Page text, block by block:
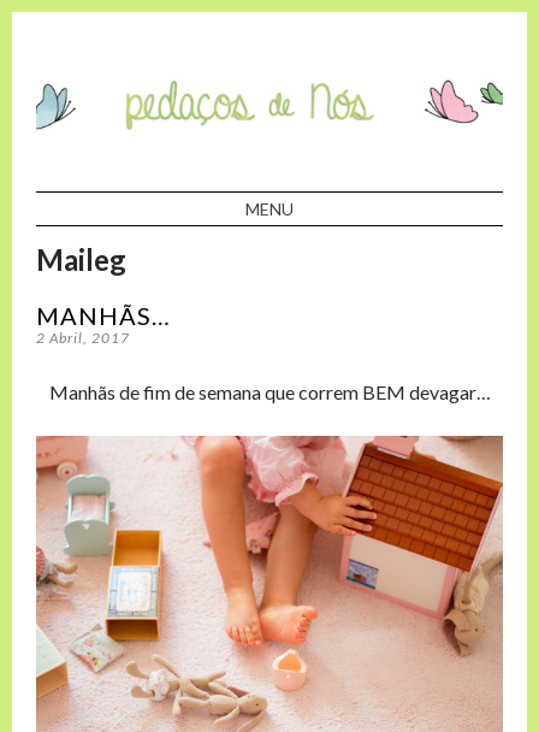
Pedaços de Nós
MENU
SKIP TO CONTENT
Maileg
MANHÃS…
2 Abril, 2017
Manhãs de fim de semana que correm BEM devagar…